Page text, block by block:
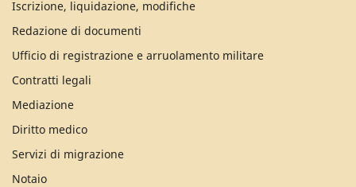
Iscrizione, liquidazione, modifiche
Redazione di documenti
Ufficio di registrazione e arruolamento militare
Contratti legali
Mediazione
Diritto medico
Servizi di migrazione
Notaio